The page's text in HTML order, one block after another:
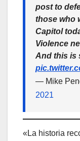
post to
those who
Capitol
Violence
And this is
— Mike
2021
«La historia